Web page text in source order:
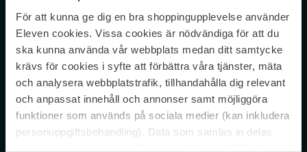
För att kunna ge dig en bra shoppingupplevelse använder
Eleven cookies. Vissa cookies är nödvändiga för att du
ska kunna använda vår webbplats medan ditt samtycke
krävs för cookies i syfte att förbättra våra tjänster, mäta
och analysera webbplatstrafik, tillhandahålla dig relevant
och anpassat innehåll och annonser samt möjliggöra
funktioner som används på sociala medier (kan inkludera
personuppgiftsbehandling). Data som samlas in delas
Never miss a beat.
Sign up to our newsletter.
Genom att prenumerera accepterar du vår Integritetspolicy. Avprenumerera